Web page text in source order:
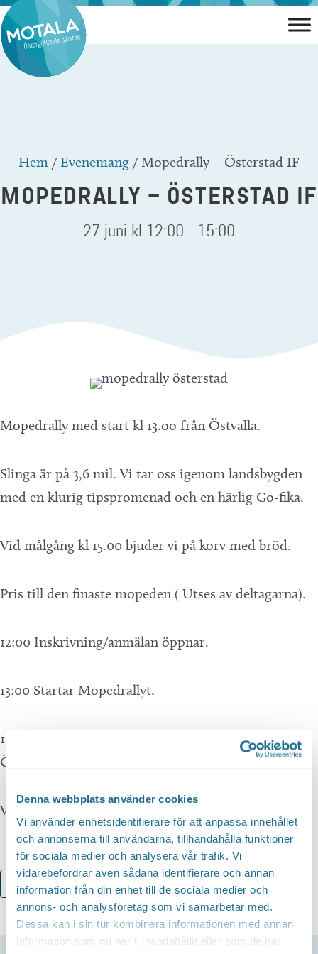
Denna webbplats använder cookies
Vi använder enhetsidentifierare för att anpassa innehållet
och annonserna till användarna, tillhandahålla funktioner
för sociala medier och analysera vår trafik. Vi
vidarebefordrar även sådana identifierare och annan
information från din enhet till de sociala medier och
annons- och analysföretag som vi samarbetar med.
Dessa kan i sin tur kombinera informationen med annan
information som du har tillhandahållit eller som de har
Hoppa
till
innehåll
Hem /Evenemang / Mopedrally – Österstad IF
MOPEDRALLY – ÖSTERSTAD IF
27 juni kl 12:00 - 15:00
Mopedrally med start kl 13.oo från Östvalla.
Slinga är på 3,6 mil. Vi tar oss igenom landsbygden
med en klurig tipspromenad och en härlig Go-fika.
Vid målgång kl 15.00 bjuder vi på korv med bröd.
Pris till den finaste mopeden ( Utses av deltagarna).
12:00 Inskrivning/anmälan öppnar.
13:00 Startar Mopedrallyt.
15:00 Målgång samt uppstart med fler aktiviteter på
Östvalla.
Vid frågor kontakta: Patrik Wellin 070-334 88 22
Lägg till i kalender